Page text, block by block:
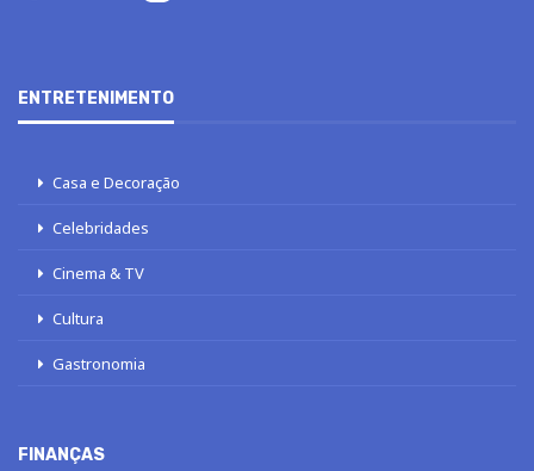
ENTRETENIMENTO
Casa e Decoração
Celebridades
Cinema & TV
Cultura
Gastronomia
FINANÇAS